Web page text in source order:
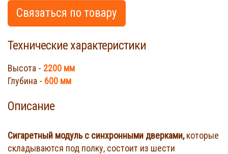
Связаться по товару
Технические характеристики
Высота - 2200 мм
Глубина - 600 мм
Описание
Сигаретный модуль с синхронными дверками,которые
складываются под полку, состоит из шести